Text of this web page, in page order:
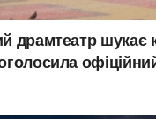
драмтеатр шукає